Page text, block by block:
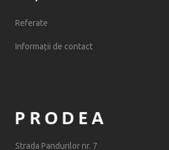
Referate
Informații de contact
Strada Pandurilor nr. 7